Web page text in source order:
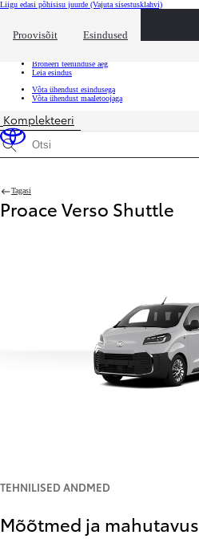
Liigu edasi põhisisu juurde (Vajuta sisestusklahvi)
Proovisõit Esindused
Kiirtee Klõpsa kiirtee ülekatte sulgemiseks
Broneeri teeninduse aeg
Leia esindus
Võta ühendust esindusega
Võta ühendust maaletoojaga
Komplekteeri
Otsinguandmed
Tagasi
Proace Verso Shuttle
TEHNILISED ANDMED
Mõõtmed ja mahutavus